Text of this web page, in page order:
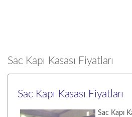
Sac Kapı Kasası Fiyatları
Sac Kapı Kasası Fiyatları
Sac Kapı